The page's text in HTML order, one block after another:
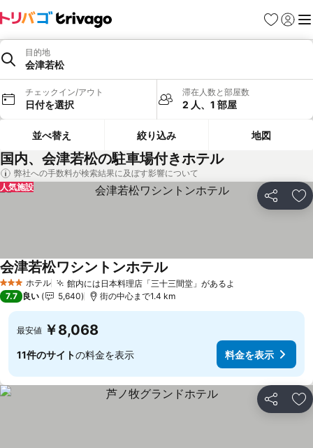
お気に入り
ログイ
メ
目的地
会津若松
チェックイン/アウト
日付を選択
滞在人数と部屋数
2 人、1 部屋
並べ替え 絞り込み 地図
国内、会津若松の駐車場付きホテル
弊社への手数料が検索結果に及ぼす影響について
シェア お
人気施設
3 ホテルのランク
ホテル 館内には日本料理店「三十三間堂」があるよ
会津若松ワシントンホテル
7.7 良い 5,640 街の中心まで1.4 km
最安値 ￥8,068
11件のサイトの料金を表示 料金を表示
シェア お